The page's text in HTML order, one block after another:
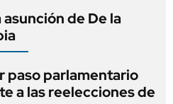
de De la
paso parlamentario
a las reelecciones de